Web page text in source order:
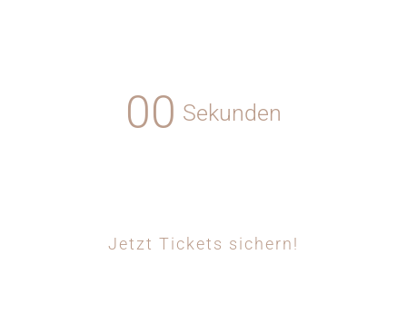
00 Sekunden
Jetzt Tickets sichern!